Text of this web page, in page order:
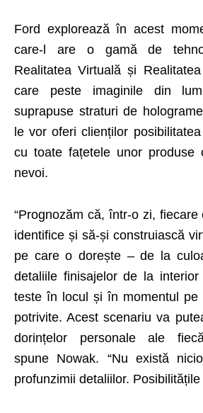
Ford explorează în acest
care-l are o gamă de
Realitatea Virtuală și
care peste imaginile din
suprapuse straturi de
le vor oferi clienților
cu toate fațetele unor produse
nevoi.
“Prognozăm că, într-o zi,
identifice și să-și construiască
pe care o dorește – de la
detaliile finisajelor de la
teste în locul și în momentul pe
potrivite. Acest scenariu va
dorințelor personale ale
spune Nowak. “Nu există
profunzimii detaliilor. Posibilitățile